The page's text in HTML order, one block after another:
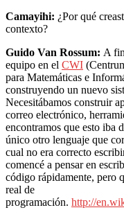
Camayihi: ¿Por qué
contexto?
Guido Van Rossum: A
equipo en el CWI
para Matemáticas e
construyendo un nuevo
Necesitábamos construir
correo electrónico,
encontramos que esto iba
único otro lenguaje que
cual no era correcto
comencé a pensar en
código rápidamente, pero
real de
programación. http://